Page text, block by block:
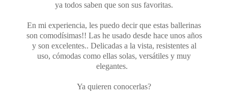
ya todos saben que son sus favoritas.
En mi experiencia, les puedo decir que estas ballerinas
son comodísimas!! Las he usado desde hace unos años
y son excelentes.. Delicadas a la vista, resistentes al
uso, cómodas como ellas solas, versátiles y muy
elegantes.
Ya quieren conocerlas?